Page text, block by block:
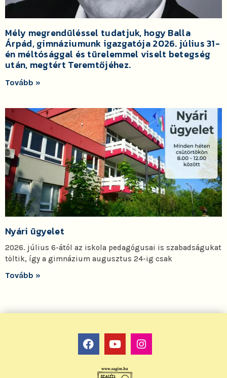
Mély megrendüléssel tudatjuk, hogy Balla
Árpád, gimnáziumunk igazgatója 2026. július 31-
én méltósággal és türelemmel viselt betegség
után, megtért Teremtőjéhez.
Tovább »
Nyári ügyelet
2026. július 6-ától az iskola pedagógusai is szabadságukat
töltik, így a gimnázium augusztus 24-ig csak
Tovább »